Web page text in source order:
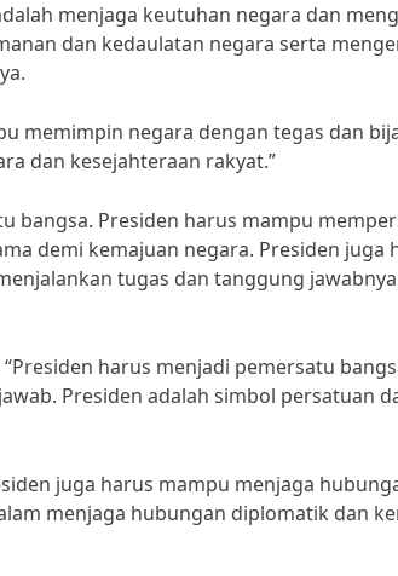
menjaga keutuhan negara dan
dan kedaulatan negara serta
memimpin negara dengan tegas dan
dan kesejahteraan rakyat.”
bangsa. Presiden harus mampu
demi kemajuan negara. Presiden juga
tugas dan tanggung
harus menjadi pemersatu
Presiden adalah simbol persatuan
juga harus mampu menjaga
menjaga hubungan diplomatik dan